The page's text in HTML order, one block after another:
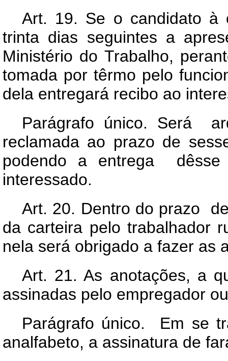
Art. 19. Se o candidato à
trinta dias seguintes a
Ministério do Trabalho,
tomada por têrmo pelo
dela entregará recibo ao
Parágrafo único. Será
reclamada ao prazo de
podendo a entrega dêsse
interessado.
Art. 20. Dentro do prazo
da carteira pelo trabalhador
nela será obrigado a fazer as
Art. 21. As anotações, a
assinadas pelo empregador
Parágrafo único. Em se
analfabeto, a assinatura de